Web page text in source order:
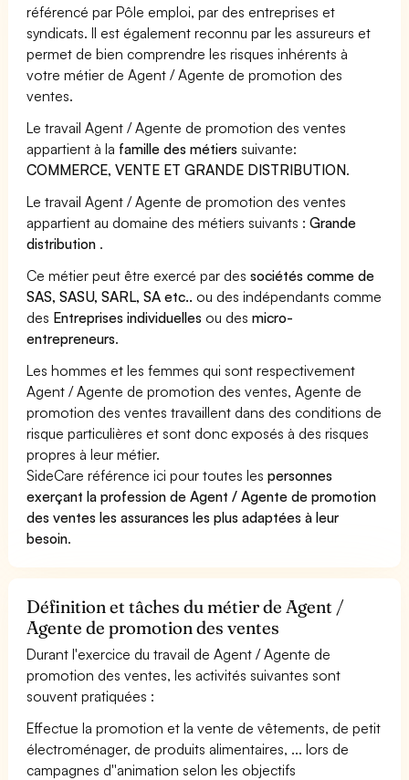
référencé par Pôle emploi, par des entreprises et
syndicats. Il est également reconnu par les assureurs et
permet de bien comprendre les risques inhérents à
votre métier de Agent / Agente de promotion des
ventes.
Le travail Agent / Agente de promotion des ventes
appartient à la famille des métiers suivante:
COMMERCE, VENTE ET GRANDE DISTRIBUTION.
Le travail Agent / Agente de promotion des ventes
appartient au domaine des métiers suivants :Grande
distribution .
Ce métier peut être exercé par dessociétés comme de
SAS, SASU, SARL, SA etc.. ou des indépendants comme
des Entreprises individuelles ou desmicro-
entrepreneurs.
Les hommes et les femmes qui sont respectivement
Agent / Agente de promotion des ventes, Agente de
promotion des ventes travaillent dans des conditions de
risque particulières et sont donc exposés à des risques
propres à leur métier.
SideCare référence ici pour toutes lespersonnes
exerçant la profession de Agent / Agente de promotion
des ventes les assurances les plus adaptées à leur
besoin.
Définition et tâches du métier de Agent /
Agente de promotion des ventes
Durant l'exercice du travail de Agent / Agente de
promotion des ventes, les activités suivantes sont
souvent pratiquées :
Effectue la promotion et la vente de vêtements, de petit
électroménager, de produits alimentaires, ... lors de
campagnes d''animation selon les objectifs